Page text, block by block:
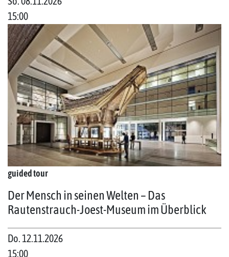
15:00
guided tour
Der Mensch in seinen Welten – Das
Rautenstrauch-Joest-Museum im Überblick
Do. 12.11.2026
15:00